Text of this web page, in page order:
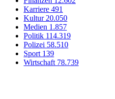
Karriere 491
Kultur 20.050
Medien 1.857
Politik 114.319
Polizei 58.510
Sport 139
Wirtschaft 78.739